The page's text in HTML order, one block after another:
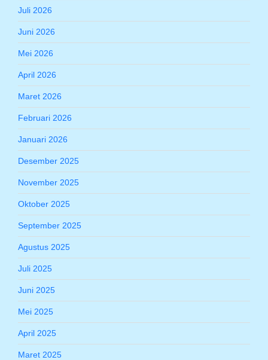
Juli 2026
Juni 2026
Mei 2026
April 2026
Maret 2026
Februari 2026
Januari 2026
Desember 2025
November 2025
Oktober 2025
September 2025
Agustus 2025
Juli 2025
Juni 2025
Mei 2025
April 2025
Maret 2025